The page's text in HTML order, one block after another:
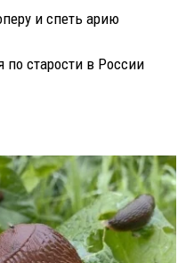
и спеть арию
старости в России